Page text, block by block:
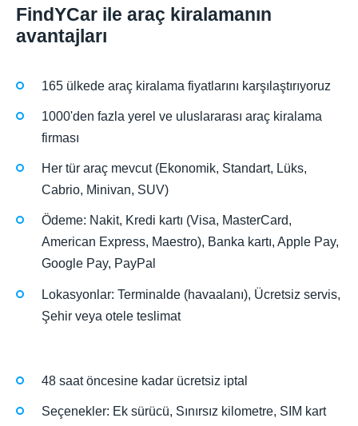
FindYCar ile araç kiralamanın
avantajları
165 ülkede araç kiralama fiyatlarını karşılaştırıyoruz
1000'den fazla yerel ve uluslararası araç kiralama
firması
Her tür araç mevcut (Ekonomik, Standart, Lüks,
Cabrio, Minivan, SUV)
Ödeme: Nakit, Kredi kartı (Visa, MasterCard,
American Express, Maestro), Banka kartı, Apple Pay,
Google Pay, PayPal
Lokasyonlar: Terminalde (havaalanı), Ücretsiz servis,
Şehir veya otele teslimat
48 saat öncesine kadar ücretsiz iptal
Seçenekler: Ek sürücü, Sınırsız kilometre, SIM kart